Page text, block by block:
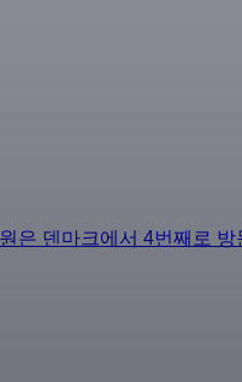
은 덴마크에서 4번째로